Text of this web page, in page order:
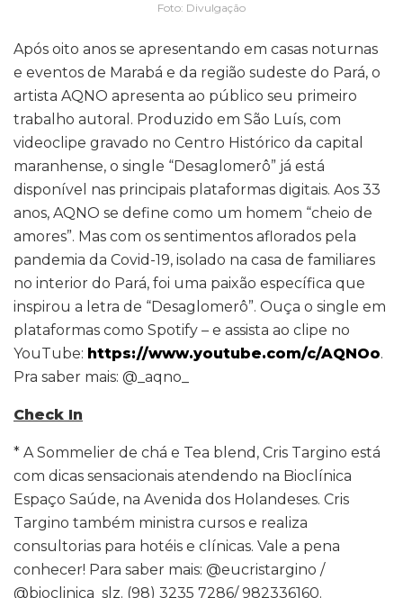
Foto: Divulgação
Após oito anos se apresentando em casas noturnas
e eventos de Marabá e da região sudeste do Pará, o
artista AQNO apresenta ao público seu primeiro
trabalho autoral. Produzido em São Luís, com
videoclipe gravado no Centro Histórico da capital
maranhense, o single “Desaglomerô” já está
disponível nas principais plataformas digitais. Aos 33
anos, AQNO se define como um homem “cheio de
amores”. Mas com os sentimentos aflorados pela
pandemia da Covid-19, isolado na casa de familiares
no interior do Pará, foi uma paixão específica que
inspirou a letra de “Desaglomerô”. Ouça o single em
plataformas como Spotify – e assista ao clipe no
YouTube: https://www.youtube.com/c/AQNOo.
Pra saber mais: @_aqno_
Check In
* A Sommelier de chá e Tea blend, Cris Targino está
com dicas sensacionais atendendo na Bioclínica
Espaço Saúde, na Avenida dos Holandeses. Cris
Targino também ministra cursos e realiza
consultorias para hotéis e clínicas. Vale a pena
conhecer! Para saber mais: @eucristargino /
@bioclinica_slz. (98) 3235 7286/ 982336160.